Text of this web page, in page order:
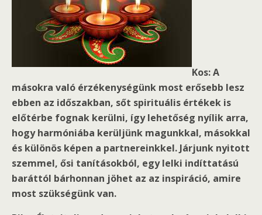
Kos: A
másokra való érzékenységünk most erősebb lesz
ebben az időszakban, sőt spirituális értékek is
előtérbe fognak kerülni, így lehetőség nyílik arra,
hogy harmóniába kerüljünk magunkkal, másokkal
és különös képen a partnereinkkel. Járjunk nyitott
szemmel, ősi tanításokból, egy lelki indíttatású
baráttól bárhonnan jöhet az az inspiráció, amire
most szükségünk van.